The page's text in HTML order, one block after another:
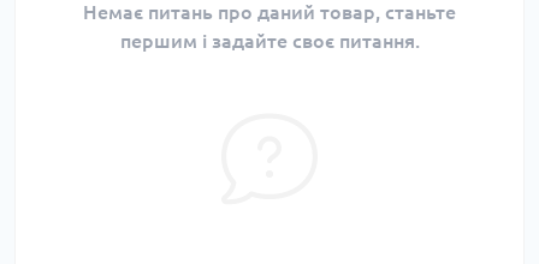
Немає питань про даний товар, станьте
першим і задайте своє питання.